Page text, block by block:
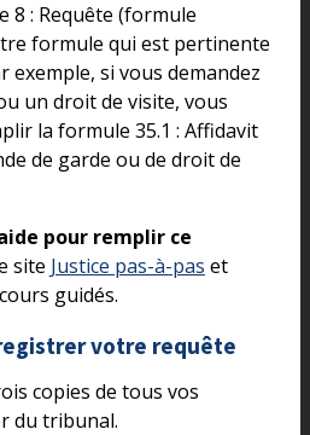
8 : Requête (formule
formule qui est pertinente
exemple, si vous demandez
un droit de visite, vous
la formule 35.1 : Affidavit
de garde ou de droit de
pour remplir ce
site Justice pas-à-pas et
guidés.
votre requête
copies de tous vos
du tribunal.